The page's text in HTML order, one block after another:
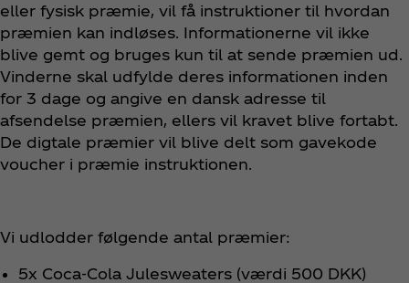
eller fysisk præmie, vil få instruktioner til hvordan
præmien kan indløses. Informationerne vil ikke
blive gemt og bruges kun til at sende præmien ud.
Vinderne skal udfylde deres informationen inden
for 3 dage og angive en dansk adresse til
afsendelse præmien, ellers vil kravet blive fortabt.
De digtale præmier vil blive delt som gavekode
voucher i præmie instruktionen.
Vi udlodder følgende antal præmier:
5x Coca‑Cola Julesweaters (værdi 500 DKK)